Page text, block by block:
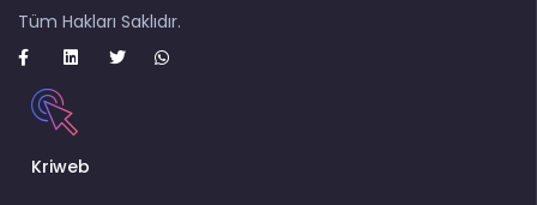
Tüm Hakları Saklıdır.
Kriweb